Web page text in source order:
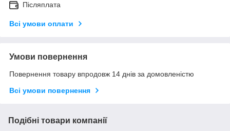
Післяплата
Всі умови оплати
Умови повернення
Повернення товару впродовж 14 днів за домовленістю
Всі умови повернення
Подібні товари компанії